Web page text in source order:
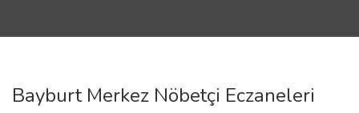
Bayburt Merkez Nöbetçi Eczaneleri